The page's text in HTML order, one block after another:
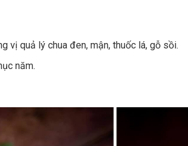
vị quả lý chua đen, mận, thuốc lá, gỗ sồi.
năm.